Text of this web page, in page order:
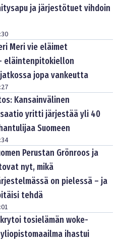
ja järjestötuet vihdoin
Meri vie eläimet
eläintenpitokiellon
jopa vankeutta
Kansainvälinen
yritti järjestää yli 40
Suomeen
Perustan Grönroos ja
nyt, mikä
on pielessä – ja
tehdä
tosielämän woke-
ihastui